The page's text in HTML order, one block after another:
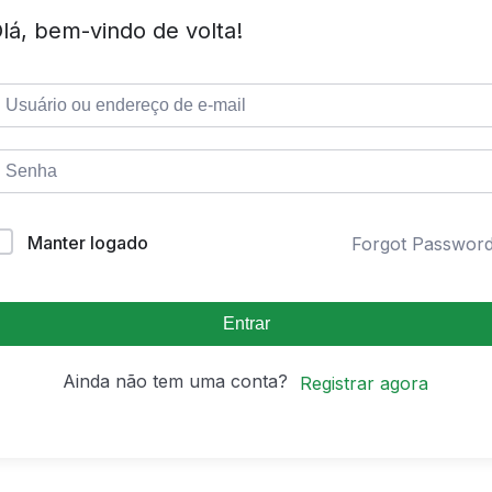
bem-vindo de volta!
Manter logado Forgot
Entrar
Ainda não tem uma conta? Registrar agora